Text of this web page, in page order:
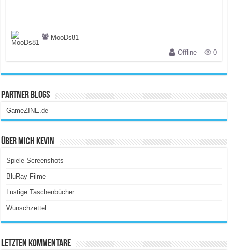
MooDs81
Offline
0
Partner Blogs
GameZINE.de
Über Mich Kevin
Spiele Screenshots
BluRay Filme
Lustige Taschenbücher
Wunschzettel
Letzten Kommentare